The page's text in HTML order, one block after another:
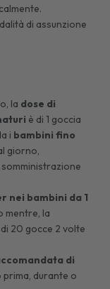
di assunzione
la dose di
è di 1 goccia
i bambini fino
giorno,
nei bambini da 1
mentre, la
20 gocce 2 volte
di
durante o